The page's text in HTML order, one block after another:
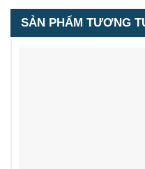
SẢN PHẨM TƯƠNG